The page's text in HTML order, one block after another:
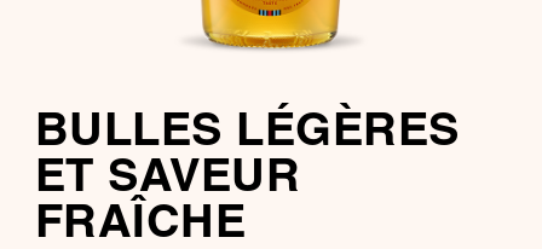
BULLES LÉGÈRES
ET SAVEUR
FRAÎCHE